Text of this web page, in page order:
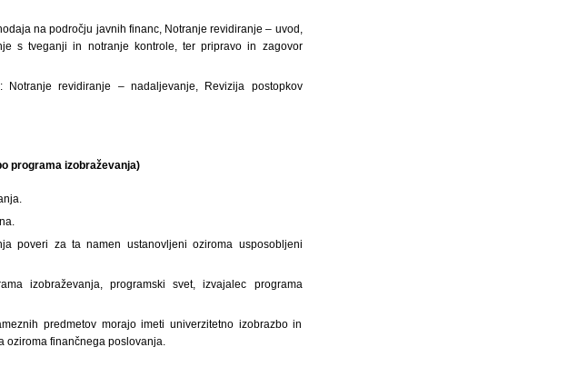
na področju javnih financ, Notranje revidiranje – uvod,
s tveganji in notranje kontrole, ter pripravo in zagovor
revidiranje – nadaljevanje, Revizija postopkov
programa izobraževanja)
poveri za ta namen ustanovljeni oziroma usposobljeni
izobraževanja, programski svet, izvajalec programa
predmetov morajo imeti univerzitetno izobrazbo in
oziroma finančnega poslovanja.